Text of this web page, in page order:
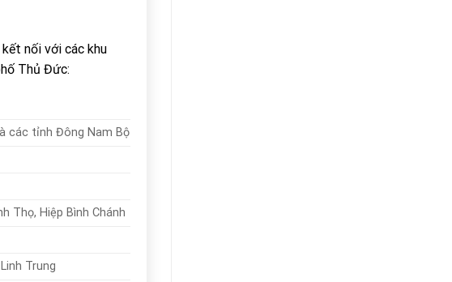
nối với các khu
Thủ Đức:
các tỉnh Đông Nam Bộ
Thọ, Hiệp Bình Chánh
Trung